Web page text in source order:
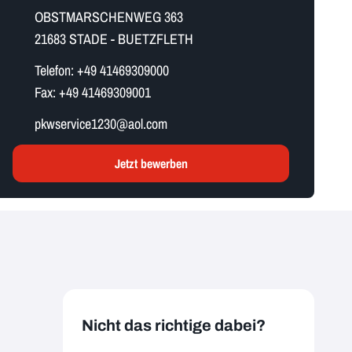
OBSTMARSCHENWEG 363
21683 STADE - BUETZFLETH
Telefon: +49 41469309000
Fax: +49 41469309001
p​k​w​s​e​r​v​i​c​e​1​2​3​0​@aol.com
Jetzt bewerben
Nicht das richtige dabei?